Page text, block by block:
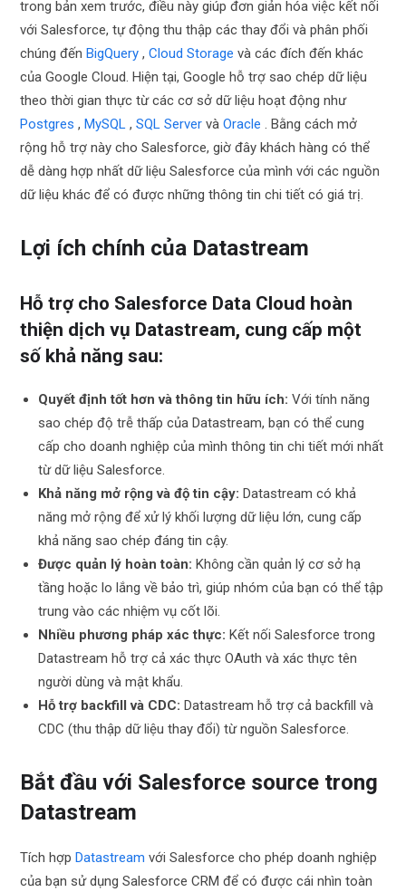
trong bản xem trước, điều này giúp đơn giản hóa việc kết nối
với Salesforce, tự động thu thập các thay đổi và phân phối
chúng đếnBigQuery ,Cloud Storage và các đích đến khác
của Google Cloud. Hiện tại, Google hỗ trợ sao chép dữ liệu
theo thời gian thực từ các cơ sở dữ liệu hoạt động như
Postgres ,MySQL ,SQL Server vàOracle . Bằng cách mở
rộng hỗ trợ này cho Salesforce, giờ đây khách hàng có thể
dễ dàng hợp nhất dữ liệu Salesforce của mình với các nguồn
dữ liệu khác để có được những thông tin chi tiết có giá trị.
Lợi ích chính của Datastream
Hỗ trợ cho Salesforce Data Cloud hoàn
thiện dịch vụ Datastream, cung cấp một
số khả năng sau:
Quyết định tốt hơn và thông tin hữu ích:Với tính năng
sao chép độ trễ thấp của Datastream, bạn có thể cung
cấp cho doanh nghiệp của mình thông tin chi tiết mới nhất
từ ​​dữ liệu Salesforce.
Khả năng mở rộng và độ tin cậy:Datastream có khả
năng mở rộng để xử lý khối lượng dữ liệu lớn, cung cấp
khả năng sao chép đáng tin cậy.
Được quản lý hoàn toàn:Không cần quản lý cơ sở hạ
tầng hoặc lo lắng về bảo trì, giúp nhóm của bạn có thể tập
trung vào các nhiệm vụ cốt lõi.
Nhiều phương pháp xác thực:Kết nối Salesforce trong
Datastream hỗ trợ cả xác thực OAuth và xác thực tên
người dùng và mật khẩu.
Hỗ trợ backfill và CDC:Datastream hỗ trợ cả backfill và
CDC (thu thập dữ liệu thay đổi) từ nguồn Salesforce.
Bắt đầu với Salesforce source trong
Datastream
Tích hợpDatastream với Salesforce cho phép doanh nghiệp
của bạn sử dụng Salesforce CRM để có được cái nhìn toàn